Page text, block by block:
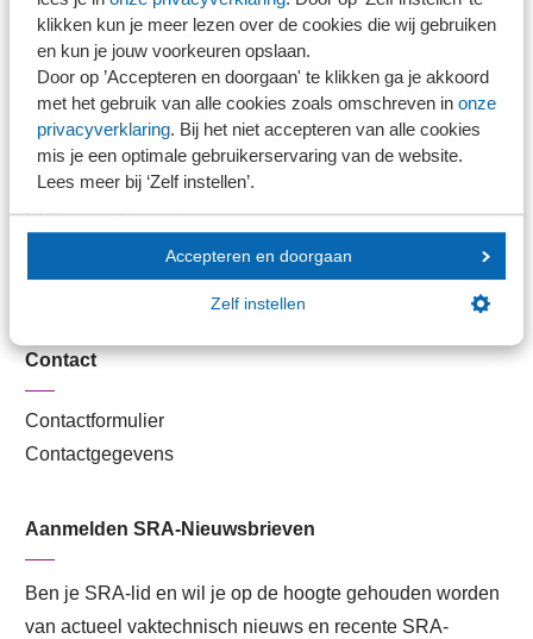
klikken kun je meer lezen over de cookies die wij gebruiken
en kun je jouw voorkeuren opslaan.
Door op ’Accepteren en doorgaan' te klikken ga je akkoord
met het gebruik van alle cookies zoals omschreven in onze
privacyverklaring. Bij het niet accepteren van alle cookies
mis je een optimale gebruikerservaring van de website.
Lees meer bij ‘Zelf instellen’.
Accepteren en doorgaan
Zelf instellen
Kantoorvinder
Nieuwsbank
Handige links
Veilig bestanden delen
SRA-gecertificeerd
Lid worden
Contact
Contactformulier
Contactgegevens
Aanmelden SRA-Nieuwsbrieven
Ben je SRA-lid en wil je op de hoogte gehouden worden
van actueel vaktechnisch nieuws en recente SRA-